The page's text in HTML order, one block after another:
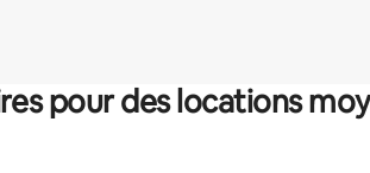
pour des locations